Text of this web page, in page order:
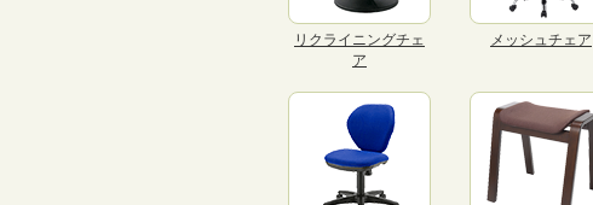
リクライニングチェ
ア
メッシュチェア